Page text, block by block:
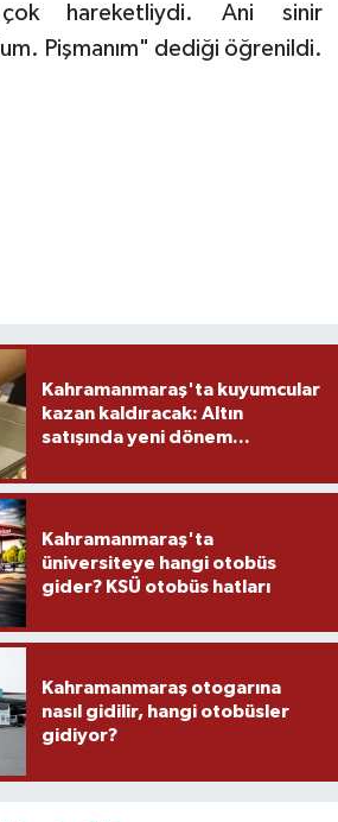
hareketliydi. Ani sinir
Pişmanım" dediği öğrenildi.
Kahramanmaraş'ta kuyumcular
kazan kaldıracak: Altın
satışında yeni dönem...
Kahramanmaraş'ta
üniversiteye hangi otobüs
gider? KSÜ otobüs hatları
Kahramanmaraş otogarına
nasıl gidilir, hangi otobüsler
gidiyor?